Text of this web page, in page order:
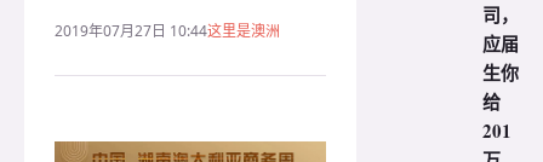
2019年07月27日 10:44这里是澳洲
司，
应届
生你
给
201